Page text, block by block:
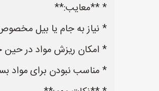
* **معایب:**
* نیاز به جام یا بیل
* امکان ریزش مواد در
* مناسب نبودن برای مواد